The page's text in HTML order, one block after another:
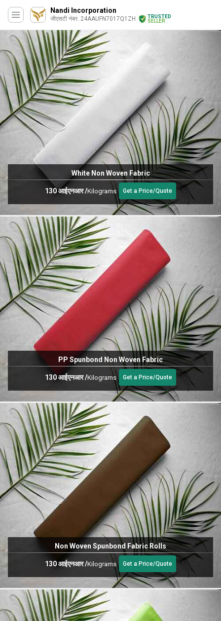
Nandi Incorporation
जीएसटी नंबर. 24AAUFN7017Q1ZH
TRUSTED
SELLER
White Non Woven Fabric
130 आईएनआर/Kilograms Get a Price/Quote
PP Spunbond Non Woven Fabric
130 आईएनआर/Kilograms Get a Price/Quote
Non Woven Spunbond Fabric Rolls
130 आईएनआर/Kilograms Get a Price/Quote